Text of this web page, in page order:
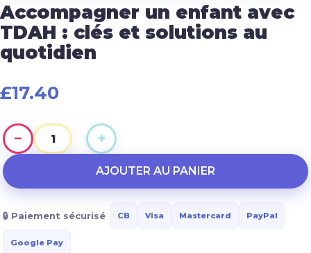
Accompagner un enfant avec
TDAH : clés et solutions au
quotidien
£17.40
−
quantité
enfant
avec
+
AJOUTER AU PANIER
🔒 Paiement sécurisé CB Visa Mastercard PayPal
Google Pay